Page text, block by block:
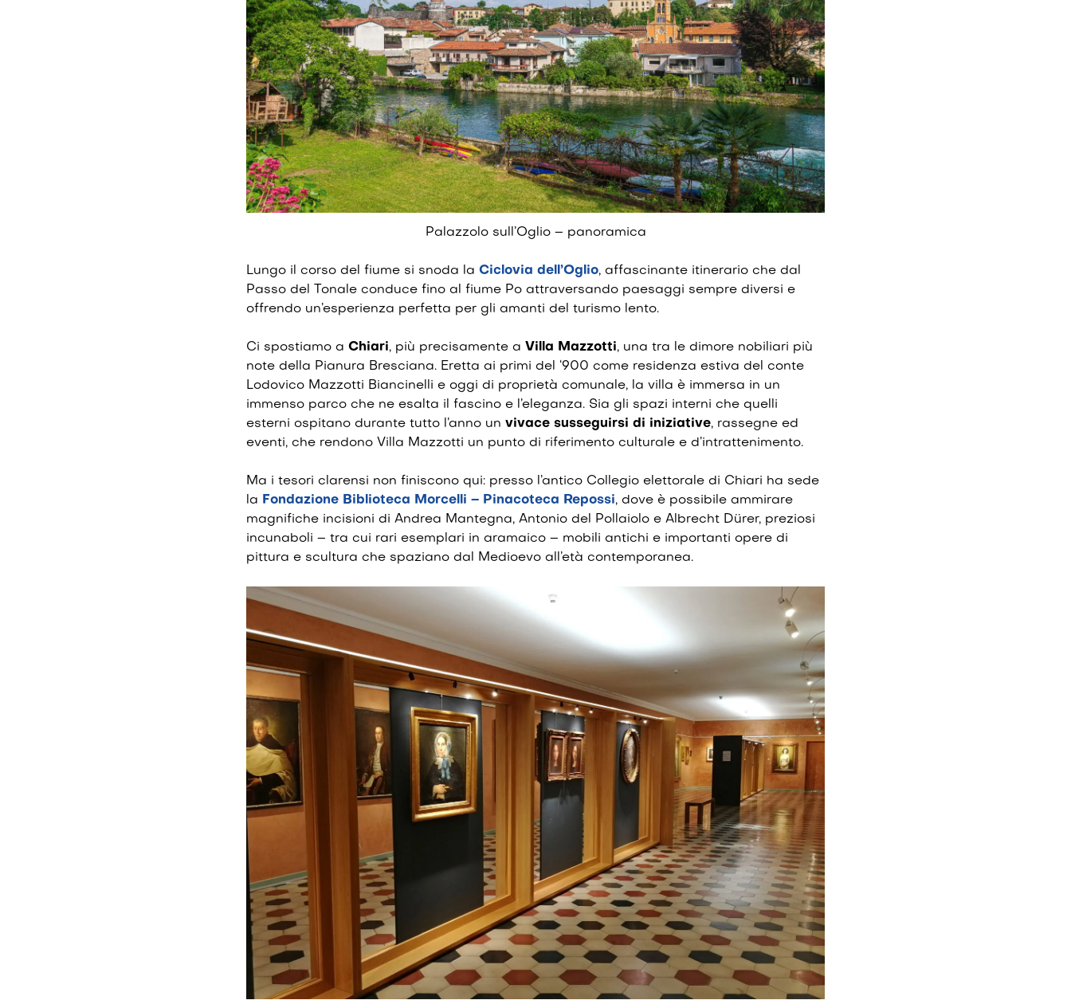
Palazzolo sull’Oglio – panoramica
Lungo il corso del fiume si snoda la Ciclovia dell’Oglio, affascinante itinerario che dal
Passo del Tonale conduce fino al fiume Po attraversando paesaggi sempre diversi e
offrendo un’esperienza perfetta per gli amanti del turismo lento.
Ci spostiamo a Chiari, più precisamente a Villa Mazzotti, una tra le dimore nobiliari più
note della Pianura Bresciana. Eretta ai primi del ‘900 come residenza estiva del conte
Lodovico Mazzotti Biancinelli e oggi di proprietà comunale, la villa è immersa in un
immenso parco che ne esalta il fascino e l’eleganza. Sia gli spazi interni che quelli
esterni ospitano durante tutto l’anno un vivace susseguirsi di iniziative, rassegne ed
eventi, che rendono Villa Mazzotti un punto di riferimento culturale e d’intrattenimento.
Ma i tesori clarensi non finiscono qui: presso l’antico Collegio elettorale di Chiari ha sede
la Fondazione Biblioteca Morcelli – Pinacoteca Repossi, dove è possibile ammirare
magnifiche incisioni di Andrea Mantegna, Antonio del Pollaiolo e Albrecht Dürer, preziosi
incunaboli – tra cui rari esemplari in aramaico – mobili antichi e importanti opere di
pittura e scultura che spaziano dal Medioevo all’età contemporanea.